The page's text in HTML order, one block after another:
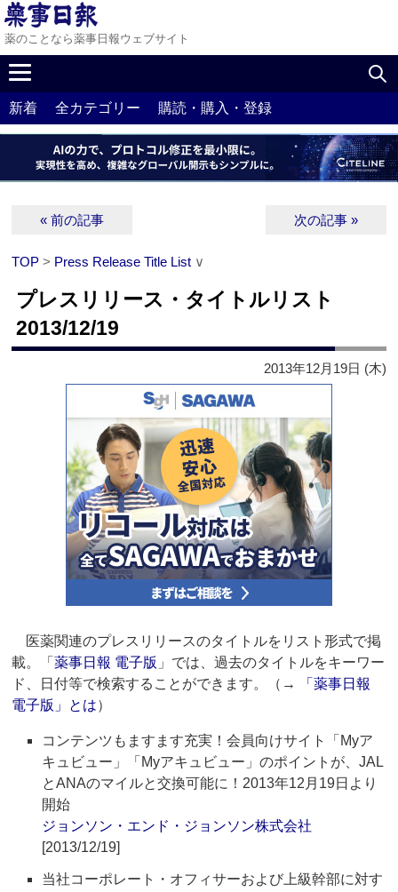
薬のことなら薬事日報ウェブサイト
新着 全カテゴリー 購読・購入・登録
« 前の記事 次の記事 »
TOP > Press Release Title List ∨
プレスリリース・タイトルリスト
2013/12/19
2013年12月19日 (木)
医薬関連のプレスリリースのタイトルをリスト形式で掲
載。「薬事日報 電子版 」では、過去のタイトルをキーワー
ド、日付等で検索することができます。（→
「薬事日報
電子版」とは）
コンテンツもますます充実！会員向けサイト「Myア
キュビュー」「Myアキュビュー」のポイントが、JAL
とANAのマイルと交換可能に！2013年12月19日より
開始
ジョンソン・エンド・ジョンソン株式会社
[2013/12/19]
当社コーポレート・オフィサーおよび上級幹部に対す